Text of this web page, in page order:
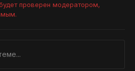
проверен модератором,